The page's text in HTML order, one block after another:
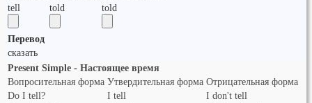
tell
told told
Перевод
сказать
Present Simple - Настоящее время
Вопросительная форма Утвердительная форма Отрицательная форма
Do I tell?
I tell
I don't tell